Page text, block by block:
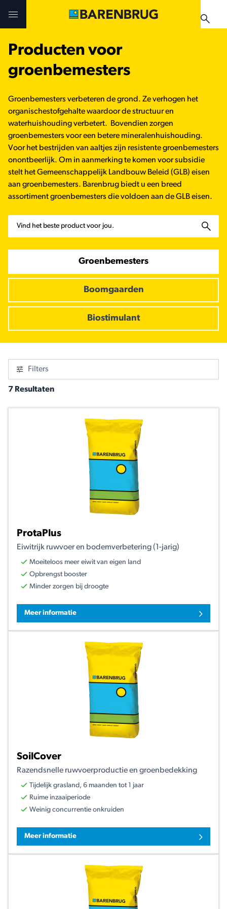
Producten voor
groenbemesters
Groenbemesters verbeteren de grond. Ze verhogen het
organischestofgehalte waardoor de structuur en
waterhuishouding verbetert. Bovendien zorgen
groenbemesters voor een betere mineralenhuishouding.
Voor het bestrijden van aaltjes zijn resistente groenbemesters
onontbeerlijk. Om in aanmerking te komen voor subsidie
stelt het Gemeenschappelijk Landbouw Beleid (GLB) eisen
aan groenbemesters. Barenbrug biedt u een breed
assortiment groenbemesters die voldoen aan de GLB eisen.
Groenbemesters
Boomgaarden
Biostimulant
Filters
7 Resultaten
ProtaPlus
Eiwitrijk ruwvoer en bodemverbetering (1-jarig)
Moeiteloos meer eiwit van eigen land
Opbrengst booster
Minder zorgen bij droogte
Meer informatie
SoilCover
Razendsnelle ruwvoerproductie en groenbedekking
Tijdelijk grasland, 6 maanden tot 1 jaar
Ruime inzaaiperiode
Weinig concurrentie onkruiden
Meer informatie
Producten
Praktijkervaringen
Teelthandleidingen
Nieuws & Events
Producten
Verkooppunten
Nieuws & Events
Teelthandleidingen
Verkooppunten